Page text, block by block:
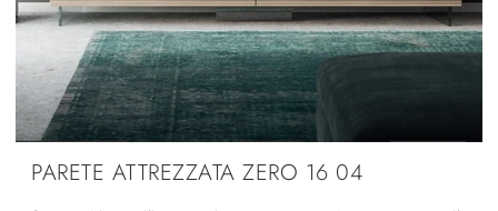
PARETE ATTREZZATA ZERO 16 04